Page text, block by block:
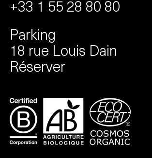
+33 1 55 28 80 80
Parking
18 rue Louis Dain
Réserver